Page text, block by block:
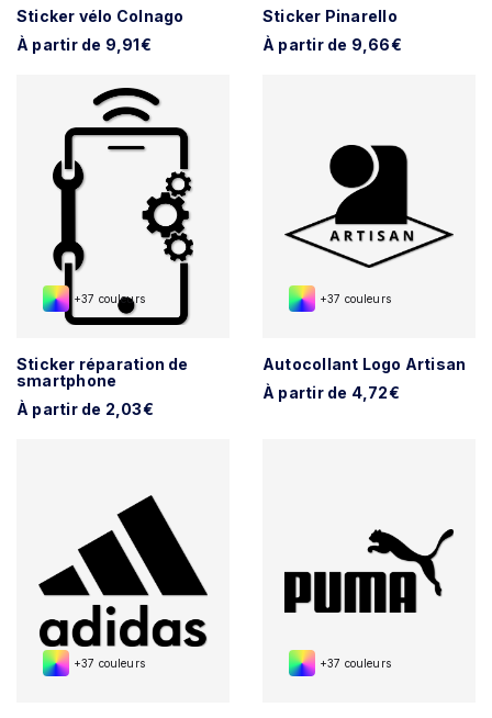
Sticker vélo Colnago
À partir de 9,91€
Sticker Pinarello
À partir de 9,66€
+37 couleurs
Sticker réparation de
smartphone
À partir de 2,03€
+37 couleurs
Autocollant Logo Artisan
À partir de 4,72€
+37 couleurs +37 couleurs